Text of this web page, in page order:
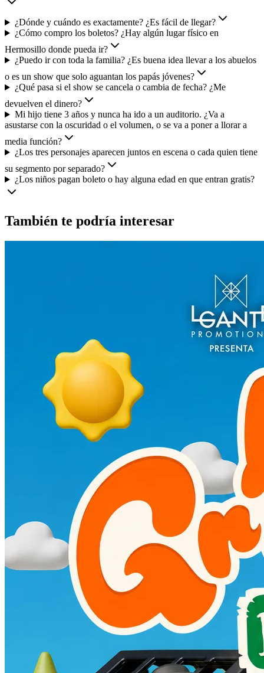
¿Dónde y cuándo es exactamente? ¿Es fácil de llegar?
¿Cómo compro los boletos? ¿Hay algún lugar físico en
Hermosillo donde pueda ir?
¿Puedo ir con toda la familia? ¿Es buena idea llevar a los abuelos
o es un show que solo aguantan los papás jóvenes?
¿Qué pasa si el show se cancela o cambia de fecha? ¿Me
devuelven el dinero?
Mi hijo tiene 3 años y nunca ha ido a un auditorio. ¿Va a
asustarse con la oscuridad o el volumen, o se va a poner a llorar a
media función?
¿Los tres personajes aparecen juntos en escena o cada quien tiene
su segmento por separado?
¿Los niños pagan boleto o hay alguna edad en que entran gratis?
También te podría interesar